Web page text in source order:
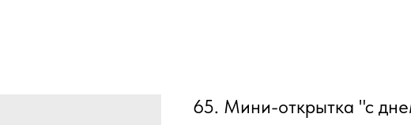
65. Мини-открытка "с